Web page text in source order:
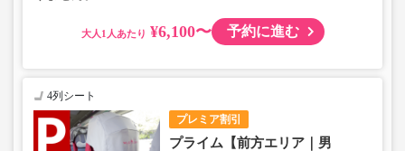
大人 ¥6,100〜 予約に進む
プレミア割引
4列シート
プライム【前方エリア｜男